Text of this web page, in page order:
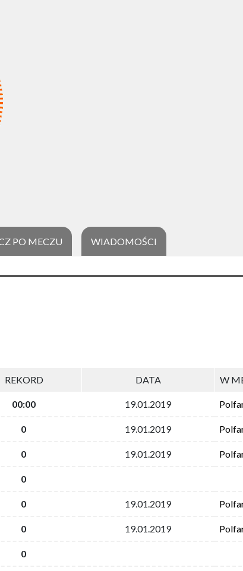
PO MECZU WIADOMOŚCI
REKORD DATA W
00:00 19.01.2019
0 19.01.2019
0 19.01.2019
0
0 19.01.2019
0 19.01.2019
0